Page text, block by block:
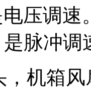
电压调速
是脉冲调
机箱风